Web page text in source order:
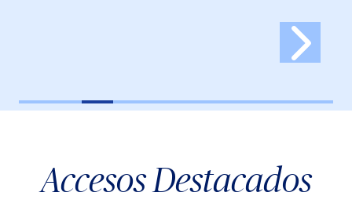
Accesos Destacados